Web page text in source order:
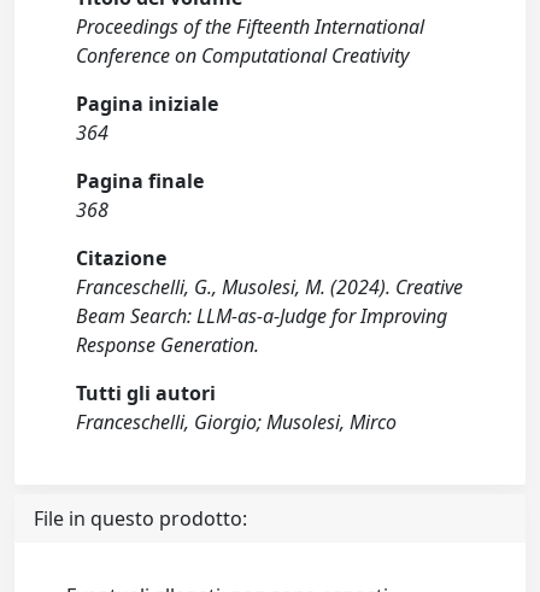
Proceedings of the Fifteenth International
Conference on Computational Creativity
Pagina iniziale
364
Pagina finale
368
Citazione
Franceschelli, G., Musolesi, M. (2024). Creative
Beam Search: LLM-as-a-Judge for Improving
Response Generation.
Tutti gli autori
Franceschelli, Giorgio; Musolesi, Mirco
File in questo prodotto: